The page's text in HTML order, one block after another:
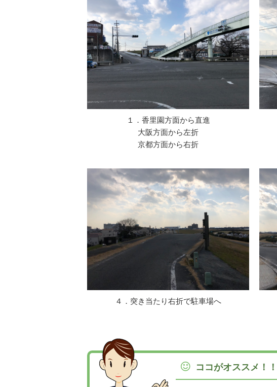
１．香里園方面から直進
大阪方面から左折
京都方面から右折
４．突き当たり右折で駐車場へ
ココがオススメ！！